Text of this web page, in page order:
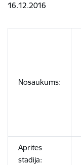
16.12.2016
Nosaukums:
Aprites
stadija: